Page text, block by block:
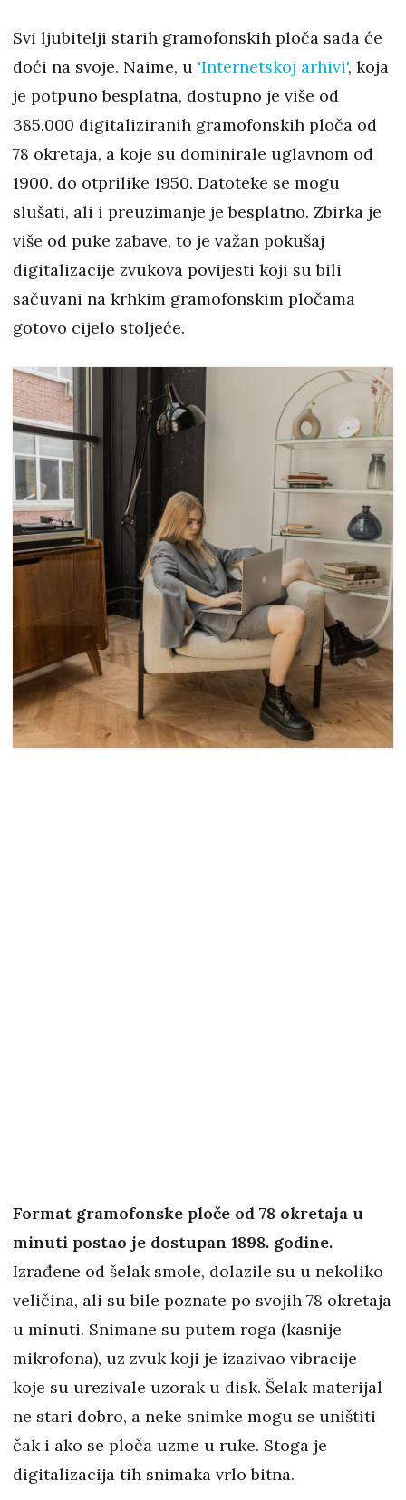
Svi ljubitelji starih gramofonskih ploča sada će
doći na svoje. Naime, u 'Internetskoj arhivi', koja
je potpuno besplatna, dostupno je više od
385.000 digitaliziranih gramofonskih ploča od
78 okretaja, a koje su dominirale uglavnom od
1900. do otprilike 1950. Datoteke se mogu
slušati, ali i preuzimanje je besplatno. Zbirka je
više od puke zabave, to je važan pokušaj
digitalizacije zvukova povijesti koji su bili
sačuvani na krhkim gramofonskim pločama
gotovo cijelo stoljeće.
Format gramofonske ploče od 78 okretaja u
minuti postao je dostupan 1898. godine.
Izrađene od šelak smole, dolazile su u nekoliko
veličina, ali su bile poznate po svojih 78 okretaja
u minuti. Snimane su putem roga (kasnije
mikrofona), uz zvuk koji je izazivao vibracije
koje su urezivale uzorak u disk. Šelak materijal
ne stari dobro, a neke snimke mogu se uništiti
čak i ako se ploča uzme u ruke. Stoga je
digitalizacija tih snimaka vrlo bitna.